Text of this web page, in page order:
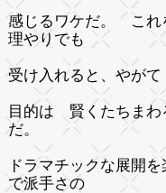
感じるワケだ。 これ
理やりでも
受け入れると、やが
目的は 賢くたちまわ
だ。
ドラマチックな展開
で派手さの